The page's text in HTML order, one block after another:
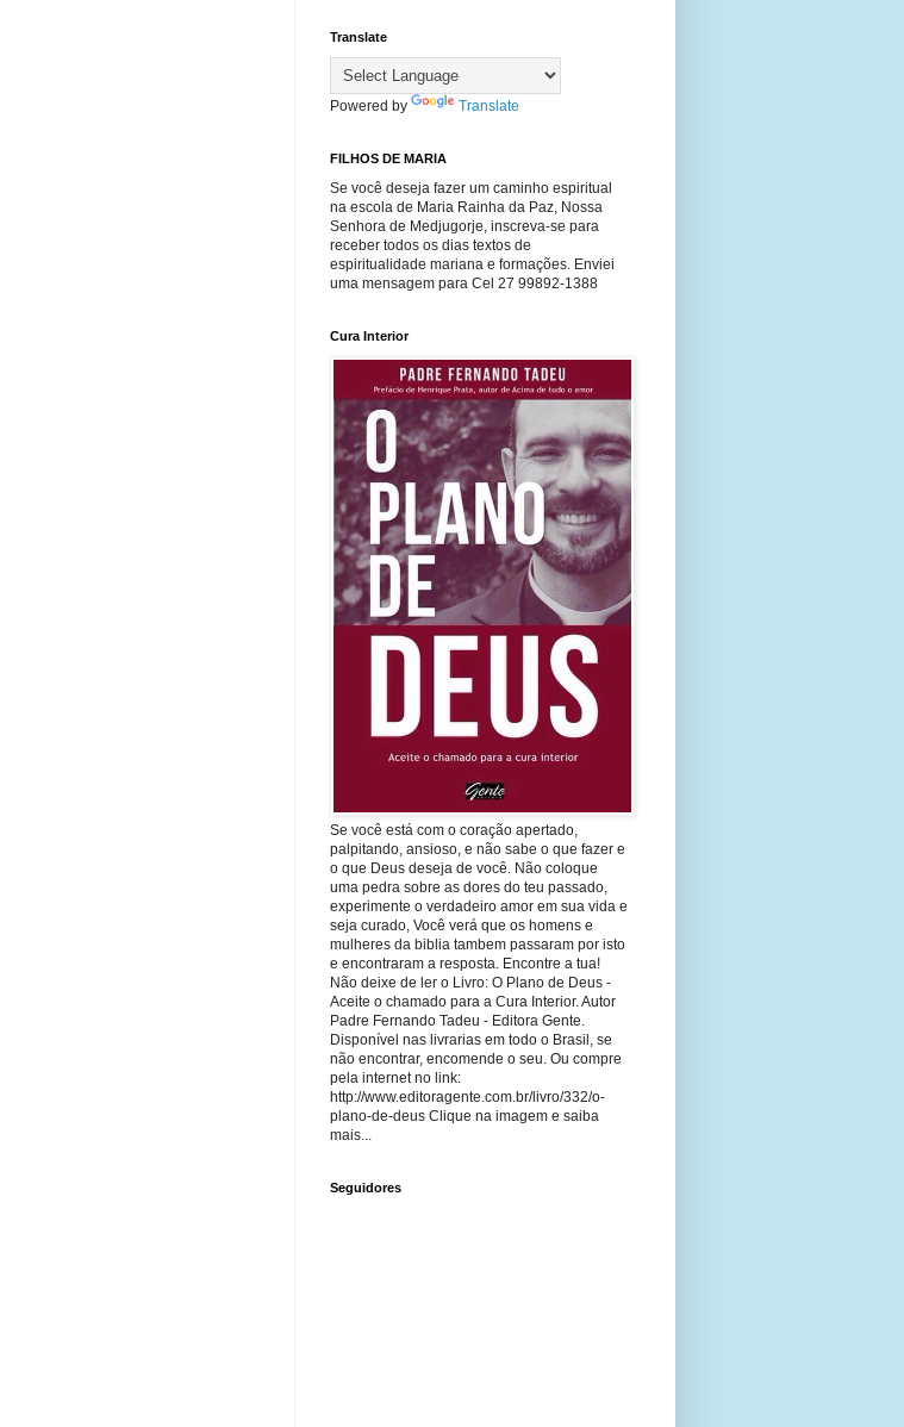
Translate
Powered by Translate
FILHOS DE MARIA
Se você deseja fazer um caminho espiritual
na escola de Maria Rainha da Paz, Nossa
Senhora de Medjugorje, inscreva-se para
receber todos os dias textos de
espiritualidade mariana e formações. Enviei
uma mensagem para Cel 27 99892-1388
Cura Interior
Se você está com o coração apertado,
palpitando, ansioso, e não sabe o que fazer e
o que Deus deseja de você. Não coloque
uma pedra sobre as dores do teu passado,
experimente o verdadeiro amor em sua vida e
seja curado, Você verá que os homens e
mulheres da biblia tambem passaram por isto
e encontraram a resposta. Encontre a tua!
Não deixe de ler o Livro: O Plano de Deus -
Aceite o chamado para a Cura Interior. Autor
Padre Fernando Tadeu - Editora Gente.
Disponível nas livrarias em todo o Brasil, se
não encontrar, encomende o seu. Ou compre
pela internet no link:
http://www.editoragente.com.br/livro/332/o-
plano-de-deus Clique na imagem e saiba
mais...
Seguidores